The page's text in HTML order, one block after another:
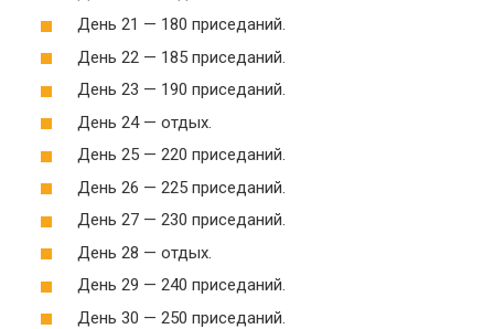
День 21 — 180 приседаний.
День 22 — 185 приседаний.
День 23 — 190 приседаний.
День 24 — отдых.
День 25 — 220 приседаний.
День 26 — 225 приседаний.
День 27 — 230 приседаний.
День 28 — отдых.
День 29 — 240 приседаний.
День 30 — 250 приседаний.